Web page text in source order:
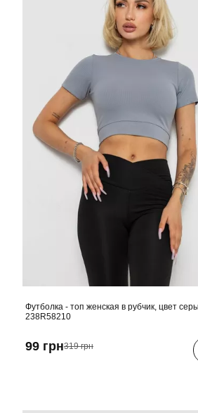
Футболка - топ женская в рубчик, цвет
238R58210
99 грн319 грн